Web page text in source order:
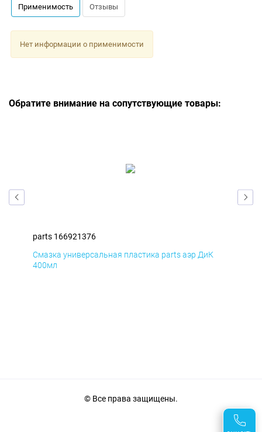
Применимость Отзывы
Нет информации о применимости
Обратите внимание на сопутствующие товары:
parts 166921376
Смазка универсальная пластика parts аэр ДиК
400мл
© Все права защищены.